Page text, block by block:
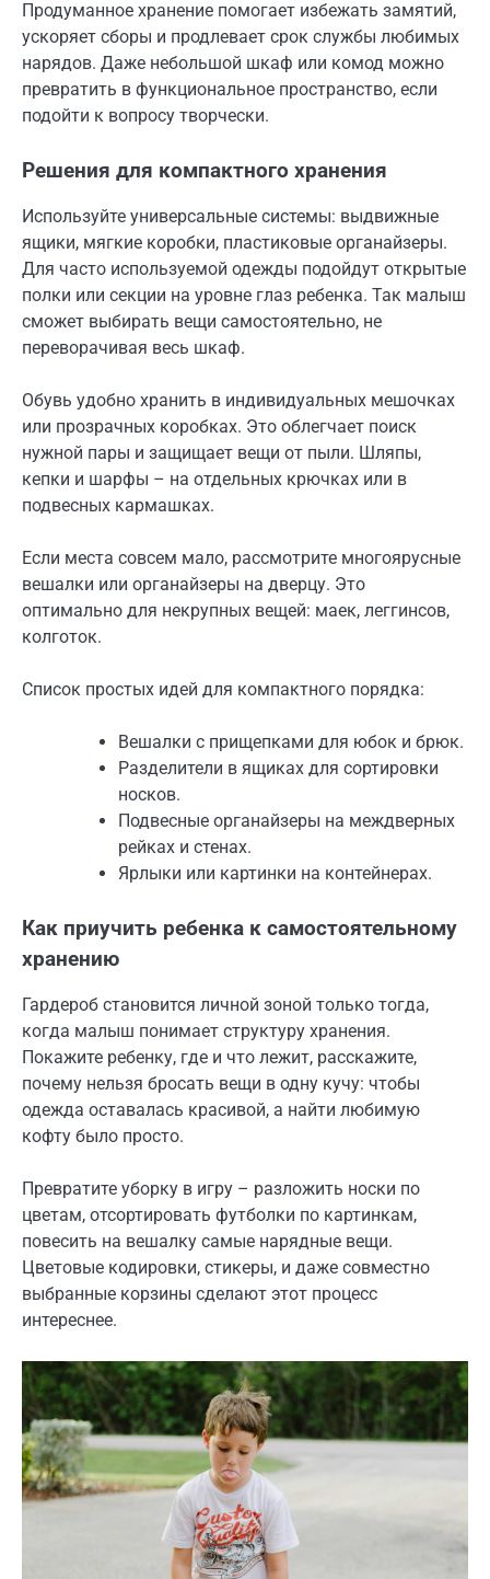
Продуманное хранение помогает избежать замятий,
ускоряет сборы и продлевает срок службы любимых
нарядов. Даже небольшой шкаф или комод можно
превратить в функциональное пространство, если
подойти к вопросу творчески.
Решения для компактного хранения
Используйте универсальные системы: выдвижные
ящики, мягкие коробки, пластиковые органайзеры.
Для часто используемой одежды подойдут открытые
полки или секции на уровне глаз ребенка. Так малыш
сможет выбирать вещи самостоятельно, не
переворачивая весь шкаф.
Обувь удобно хранить в индивидуальных мешочках
или прозрачных коробках. Это облегчает поиск
нужной пары и защищает вещи от пыли. Шляпы,
кепки и шарфы – на отдельных крючках или в
подвесных кармашках.
Если места совсем мало, рассмотрите многоярусные
вешалки или органайзеры на дверцу. Это
оптимально для некрупных вещей: маек, леггинсов,
колготок.
Список простых идей для компактного порядка:
Вешалки с прищепками для юбок и брюк.
Разделители в ящиках для сортировки
носков.
Подвесные органайзеры на междверных
рейках и стенах.
Ярлыки или картинки на контейнерах.
Как приучить ребенка к самостоятельному
хранению
Гардероб становится личной зоной только тогда,
когда малыш понимает структуру хранения.
Покажите ребенку, где и что лежит, расскажите,
почему нельзя бросать вещи в одну кучу: чтобы
одежда оставалась красивой, а найти любимую
кофту было просто.
Превратите уборку в игру – разложить носки по
цветам, отсортировать футболки по картинкам,
повесить на вешалку самые нарядные вещи.
Цветовые кодировки, стикеры, и даже совместно
выбранные корзины сделают этот процесс
интереснее.